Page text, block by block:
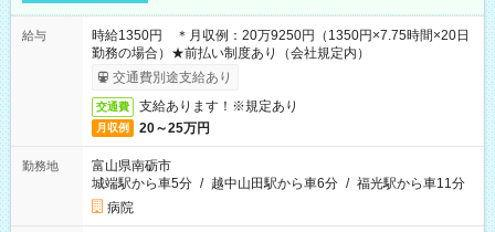
給与
時給1350円 ＊月収例：20万9250円（1350円×7.75時間×20日
勤務の場合）★前払い制度あり（会社規定内）
交通費別途支給あり
交通費 支給あります！※規定あり
月収例 20～25万円
勤務地
富山県南砺市
城端駅から車5分 / 越中山田駅から車6分 / 福光駅から車11分
病院